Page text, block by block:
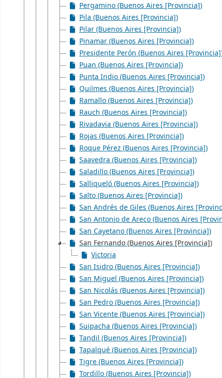
Pergamino (Buenos Aires [Provincia])
Pila (Buenos Aires [Provincia])
Pilar (Buenos Aires [Provincia])
Pinamar (Buenos Aires [Provincia])
Presidente Perón (Buenos Aires
Puan (Buenos Aires [Provincia])
Punta Indio (Buenos Aires [Provincia])
Quilmes (Buenos Aires [Provincia])
Ramallo (Buenos Aires [Provincia])
Rauch (Buenos Aires [Provincia])
Rivadavia (Buenos Aires [Provincia])
Rojas (Buenos Aires [Provincia])
Roque Pérez (Buenos Aires [Provincia])
Saavedra (Buenos Aires [Provincia])
Saladillo (Buenos Aires [Provincia])
Salliqueló (Buenos Aires [Provincia])
Salto (Buenos Aires [Provincia])
San Andrés de Giles (Buenos Aires
San Antonio de Areco (Buenos Aires
San Cayetano (Buenos Aires [Provincia])
San Fernando (Buenos Aires [Provincia])
Victoria
San Isidro (Buenos Aires [Provincia])
San Miguel (Buenos Aires [Provincia])
San Nicolás (Buenos Aires [Provincia])
San Pedro (Buenos Aires [Provincia])
San Vicente (Buenos Aires [Provincia])
Suipacha (Buenos Aires [Provincia])
Tandil (Buenos Aires [Provincia])
Tapalqué (Buenos Aires [Provincia])
Tigre (Buenos Aires [Provincia])
Tordillo (Buenos Aires [Provincia])